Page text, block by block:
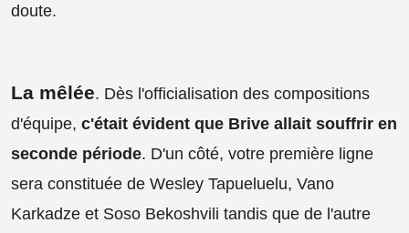
doute.
La mêlée. Dès l'officialisation des compositions
d'équipe, c'était évident que Brive allait souffrir en
seconde période. D'un côté, votre première ligne
sera constituée de Wesley Tapueluelu, Vano
Karkadze et Soso Bekoshvili tandis que de l'autre